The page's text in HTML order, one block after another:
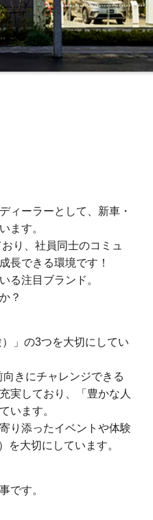
ィーラーとして、新車・
ます。
り、社員同士のコミュ
長できる環境です！
る注目ブランド。
？
」の3つを大切にしてい
きにチャレンジできる
実しており、「豊かな人
います。
り添ったイベントや体験
大切にしています。
です。